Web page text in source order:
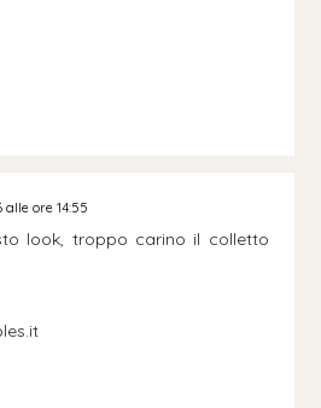
alle ore 14:55
look, troppo carino il colletto